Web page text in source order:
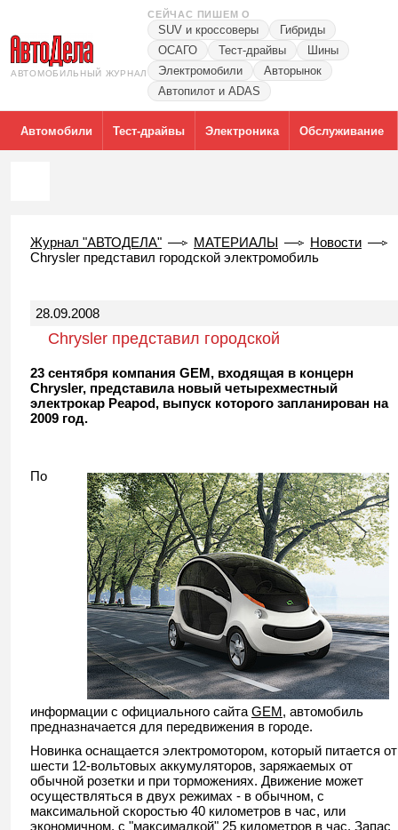
АВТОМОБИЛЬНЫЙ ЖУРНАЛ
СЕЙЧАС ПИШЕМ О
SUV и кроссоверы
Гибриды
ОСАГО
Тест-драйвы
Шины
Электромобили
Авторынок
Автопилот и ADAS
Автомобили Тест-драйвы Электроника Обслуживание
Журнал "АВТОДЕЛА" МАТЕРИАЛЫ
Новости
Chrysler представил городской электромобиль
28.09.2008
Chrysler представил городской
электромобиль
23 сентября компания GEM, входящая в концерн
Chrysler, представила новый четырехместный
электрокар Peapod, выпуск которого запланирован на
2009 год.
По
информации с официального сайта GEM, автомобиль
предназначается для передвижения в городе.
Новинка оснащается электромотором, который питается от
шести 12-вольтовых аккумуляторов, заряжаемых от
обычной розетки и при торможениях. Движение может
осуществляться в двух режимах - в обычном, с
максимальной скоростью 40 километров в час, или
экономичном, с "максималкой" 25 километров в час. Запас